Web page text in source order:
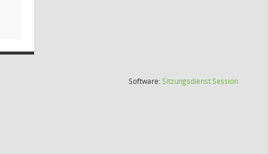
Software:SitzungsdienstSession(Wird in